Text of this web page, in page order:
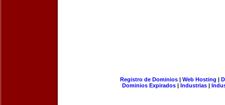
Registro de Dominios| Web Hosting |
Dominios Expirados | Industrias |